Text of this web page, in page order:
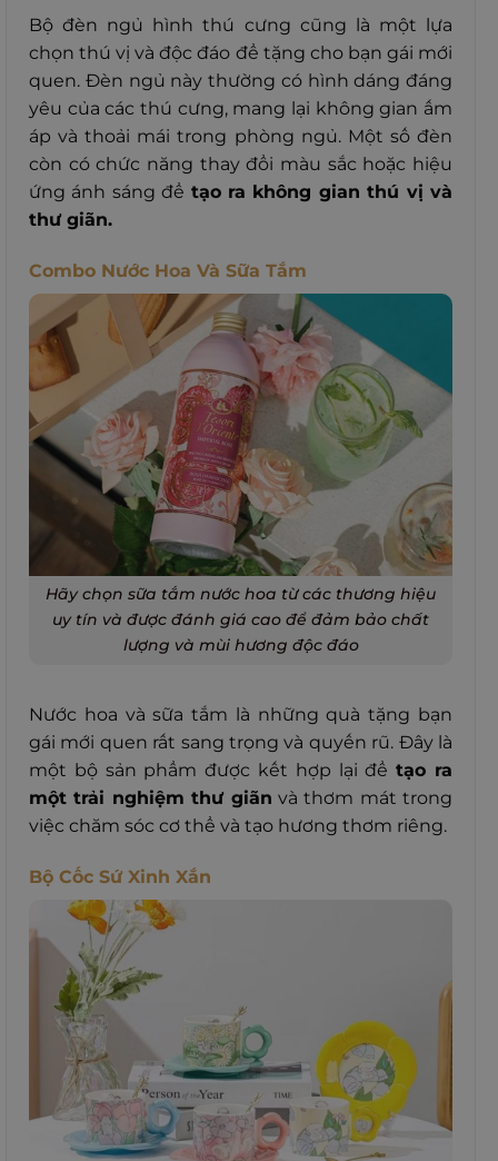
Bộ đèn ngủ hình thú cưng cũng là một lựa
chọn thú vị và độc đáo để tặng cho bạn gái mới
quen. Đèn ngủ này thường có hình dáng đáng
yêu của các thú cưng, mang lại không gian ấm
áp và thoải mái trong phòng ngủ. Một số đèn
còn có chức năng thay đổi màu sắc hoặc hiệu
ứng ánh sáng để tạo ra không gian thú vị và
thư giãn.
Combo Nước Hoa Và Sữa Tắm
Hãy chọn sữa tắm nước hoa từ các thương hiệu
uy tín và được đánh giá cao để đảm bảo chất
lượng và mùi hương độc đáo
Nước hoa và sữa tắm là những quà tặng bạn
gái mới quen rất sang trọng và quyến rũ. Đây là
một bộ sản phẩm được kết hợp lại đểtạo ra
một trải nghiệm thư giãn và thơm mát trong
việc chăm sóc cơ thể và tạo hương thơm riêng.
Bộ Cốc Sứ Xinh Xắn